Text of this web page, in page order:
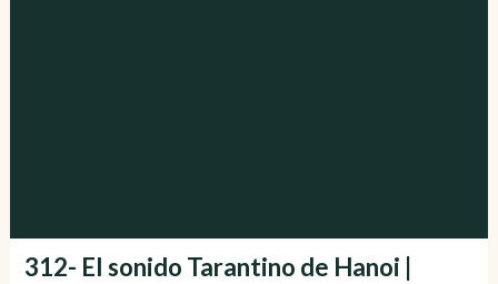
312- El sonido Tarantino de Hanoi |